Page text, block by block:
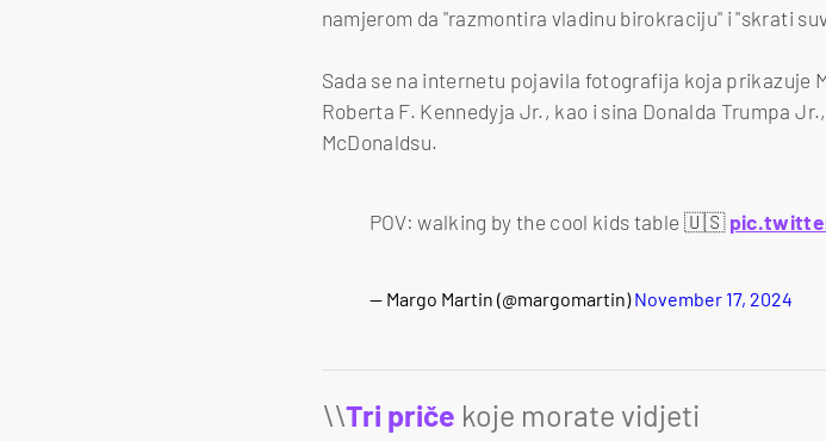
namjerom da "razmontira vladinu birokraciju" i "skrati
Sada se na internetu pojavila fotografija koja prikazuje
Roberta F. Kennedyja Jr., kao i sina Donalda Trumpa
McDonaldsu.
POV: walking by the cool kids table 🇺🇸
— Margo Martin (@margomartin)November 17, 2024
\\Tri priče koje morate vidjeti